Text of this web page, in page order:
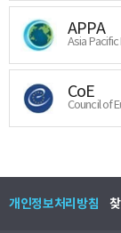
APPA
Asia
CoE
Council of
개인정보처리방침